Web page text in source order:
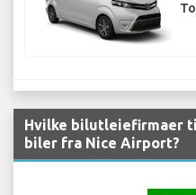
Hvilke bilutleiefirmaer
biler fra Nice Airport?